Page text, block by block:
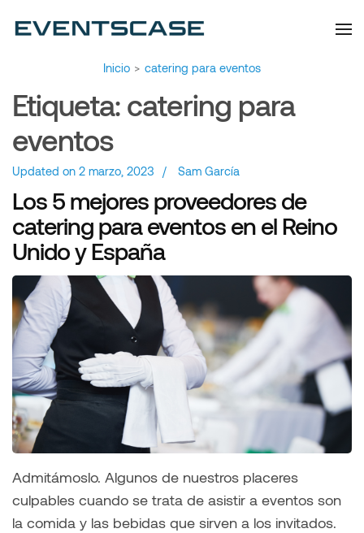
Inicio > catering para eventos
Etiqueta: catering para
eventos
Updated on 2 marzo, 2023 / Sam García
Los 5 mejores proveedores de
catering para eventos en el Reino
Unido y España
Admitámoslo. Algunos de nuestros placeres
culpables cuando se trata de asistir a eventos son
la comida y las bebidas que sirven a los invitados.